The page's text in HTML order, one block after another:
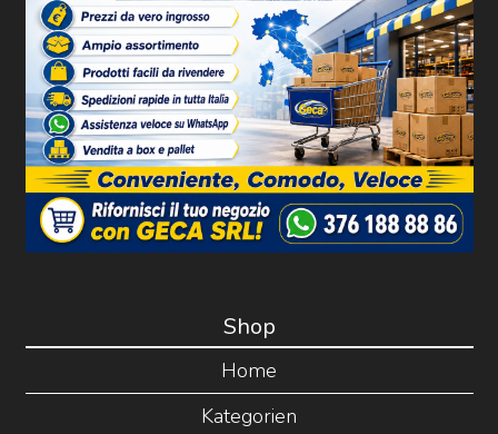
Shop
Home
Kategorien